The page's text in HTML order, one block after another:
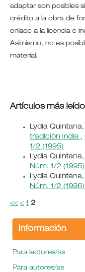
adaptar son posibles
crédito a la obra de
enlace a la licencia e
Asimismo, no es
material.
Artículos más
Lydia Quintana,
tradición india ,
1/2 (1995)
Lydia Quintana,
Núm. 1/2 (1995)
Lydia Quintana,
Núm. 1/2 (1996)
<< < 1 2
Información
Para lectores/as
Para autores/as